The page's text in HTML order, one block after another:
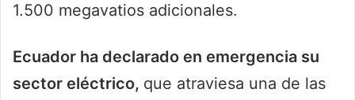
1.500 megavatios adicionales.
Ecuador ha declarado en emergencia su
sector eléctrico, que atraviesa una de las